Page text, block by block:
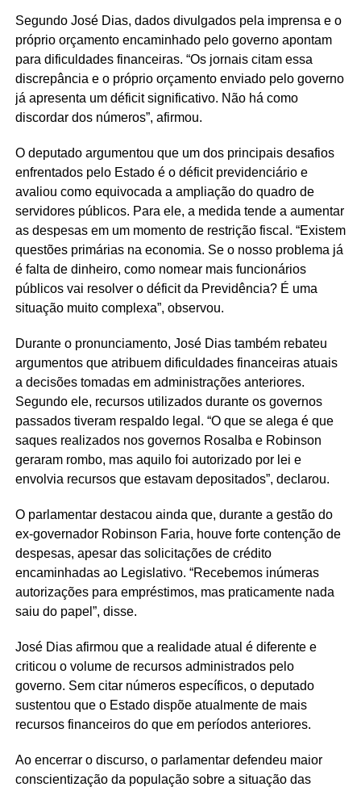
Segundo José Dias, dados divulgados pela imprensa e o
próprio orçamento encaminhado pelo governo apontam
para dificuldades financeiras. “Os jornais citam essa
discrepância e o próprio orçamento enviado pelo governo
já apresenta um déficit significativo. Não há como
discordar dos números”, afirmou.
O deputado argumentou que um dos principais desafios
enfrentados pelo Estado é o déficit previdenciário e
avaliou como equivocada a ampliação do quadro de
servidores públicos. Para ele, a medida tende a aumentar
as despesas em um momento de restrição fiscal. “Existem
questões primárias na economia. Se o nosso problema já
é falta de dinheiro, como nomear mais funcionários
públicos vai resolver o déficit da Previdência? É uma
situação muito complexa”, observou.
Durante o pronunciamento, José Dias também rebateu
argumentos que atribuem dificuldades financeiras atuais
a decisões tomadas em administrações anteriores.
Segundo ele, recursos utilizados durante os governos
passados tiveram respaldo legal. “O que se alega é que
saques realizados nos governos Rosalba e Robinson
geraram rombo, mas aquilo foi autorizado por lei e
envolvia recursos que estavam depositados”, declarou.
O parlamentar destacou ainda que, durante a gestão do
ex-governador Robinson Faria, houve forte contenção de
despesas, apesar das solicitações de crédito
encaminhadas ao Legislativo. “Recebemos inúmeras
autorizações para empréstimos, mas praticamente nada
saiu do papel”, disse.
José Dias afirmou que a realidade atual é diferente e
criticou o volume de recursos administrados pelo
governo. Sem citar números específicos, o deputado
sustentou que o Estado dispõe atualmente de mais
recursos financeiros do que em períodos anteriores.
Ao encerrar o discurso, o parlamentar defendeu maior
conscientização da população sobre a situação das